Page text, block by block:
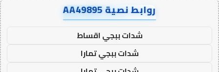
روابط نصية AA49895
شدات ببجي اقساط
شدات ببجي تمارا